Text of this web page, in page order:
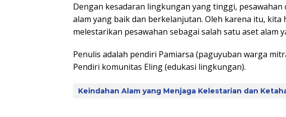
Dengan kesadaran lingkungan yang tinggi,
alam yang baik dan berkelanjutan. Oleh karena itu, kita
melestarikan pesawahan sebagai salah satu aset alam
Penulis adalah pendiri Pamiarsa (paguyuban warga
Pendiri komunitas Eling (edukasi lingkungan).
Keindahan Alam yang Menjaga Kelestarian dan